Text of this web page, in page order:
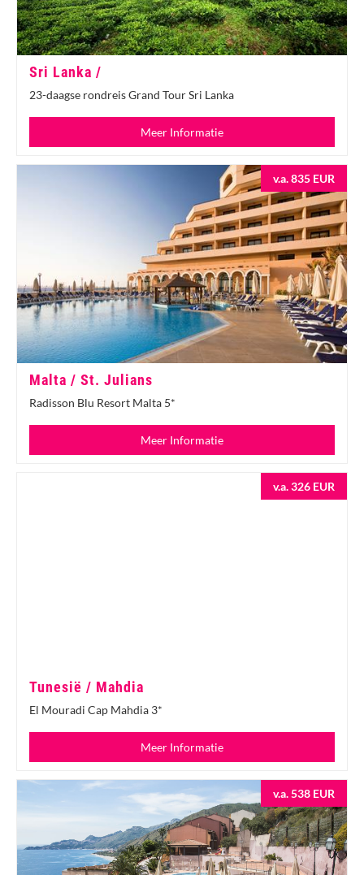
Sri Lanka /
23-daagse rondreis Grand Tour Sri Lanka
Meer Informatie
v.a. 835 EUR
Malta / St. Julians
Radisson Blu Resort Malta 5*
Meer Informatie
v.a. 326 EUR
Tunesië / Mahdia
El Mouradi Cap Mahdia 3*
Meer Informatie
v.a. 538 EUR